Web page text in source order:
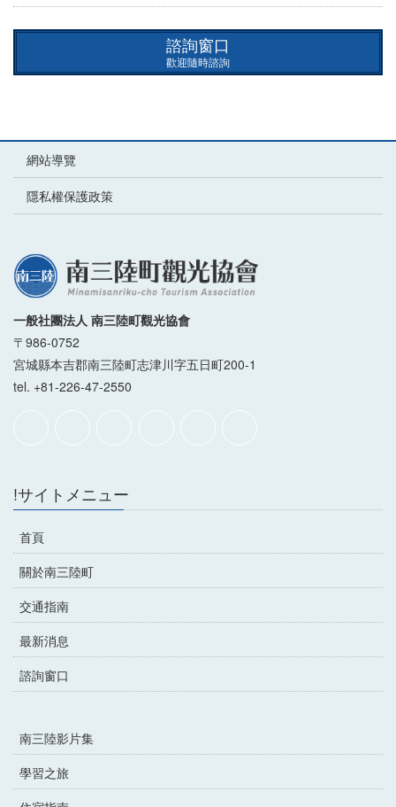
諮詢窗口
歡迎隨時諮詢
網站導覽
隱私權保護政策
一般社團法人 南三陸町觀光協會
〒986-0752
宮城縣本吉郡南三陸町志津川字五日町200-1
tel. +81-226-47-2550
!サイトメニュー
首頁
關於南三陸町
交通指南
最新消息
諮詢窗口
南三陸影片集
學習之旅